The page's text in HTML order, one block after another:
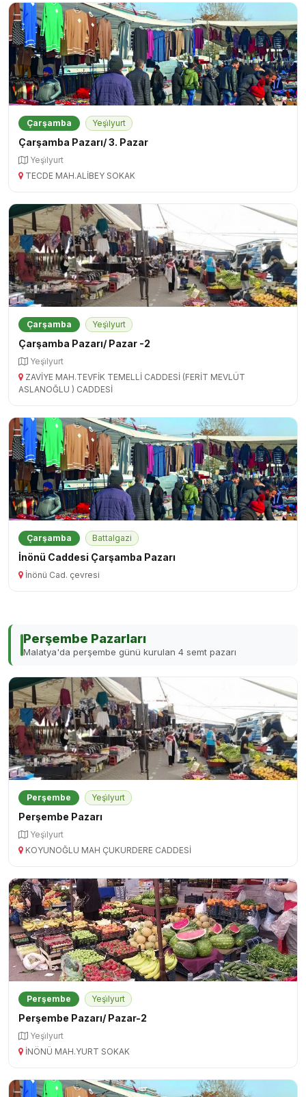
Çarşamba Yeşi̇lyurt
Çarşamba Pazarı/ 3. Pazar
Yeşi̇lyurt
TECDE MAH.ALİBEY SOKAK
Çarşamba Yeşi̇lyurt
Çarşamba Pazarı/ Pazar -2
Yeşi̇lyurt
ZAVİYE MAH.TEVFİK TEMELLİ CADDESİ (FERİT MEVLÜT
ASLANOĞLU ) CADDESİ
Çarşamba Battalgazi
İnönü Caddesi Çarşamba Pazarı
İnönü Cad. çevresi
Perşembe Pazarları
Malatya'da perşembe günü kurulan 4 semt pazarı
Perşembe Yeşi̇lyurt
Perşembe Pazarı
Yeşi̇lyurt
KOYUNOĞLU MAH ÇUKURDERE CADDESİ
Perşembe Yeşi̇lyurt
Perşembe Pazarı/ Pazar-2
Yeşi̇lyurt
İNÖNÜ MAH.YURT SOKAK